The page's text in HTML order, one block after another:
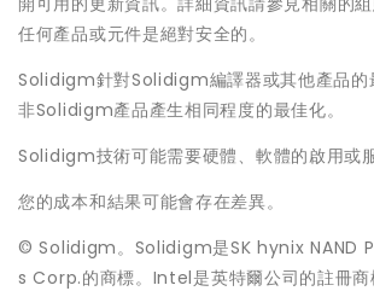
任何產品或元件是絕對安全的。
Solidigm針對Solidigm編譯器或其他產品的
非Solidigm產品產生相同程度的最佳化。
Solidigm技術可能需要硬體、軟體的啟用或
您的成本和結果可能會存在差異。
© Solidigm。Solidigm是SK hynix NAND
s Corp.的商標。Intel是英特爾公司的註冊商